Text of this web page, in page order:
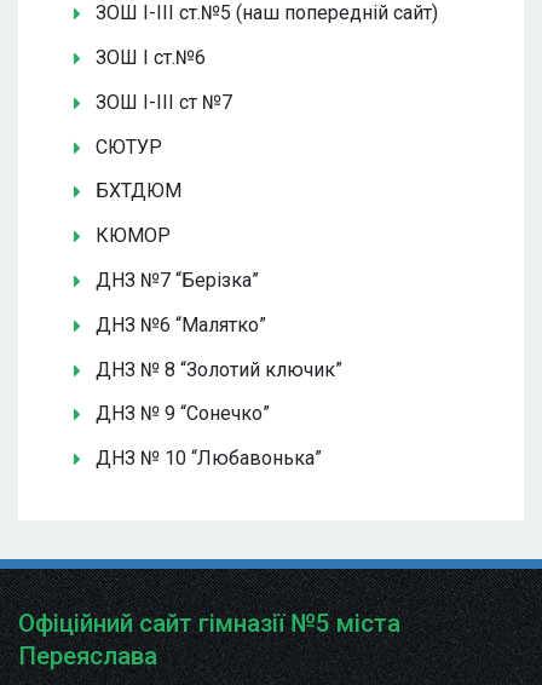
ЗОШ І-ІІІ ст.№5 (наш попередній сайт)
ЗОШ І ст.№6
ЗОШ І-ІІІ ст №7
СЮТУР
БХТДЮМ
КЮМОР
ДНЗ №7 “Берізка”
ДНЗ №6 “Малятко”
ДНЗ № 8 “Золотий ключик”
ДНЗ № 9 “Сонечко”
ДНЗ № 10 “Любавонька”
Офіційний сайт гімназії №5 міста
Переяслава